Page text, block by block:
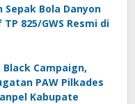
Sepak Bola Danyon
TP 825/GWS Resmi di
Campaign,
PAW Pilkades
Kabupate